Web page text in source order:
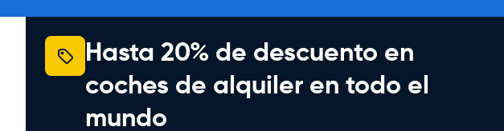
Hasta 20% de descuento en
coches de alquiler en todo el
mundo